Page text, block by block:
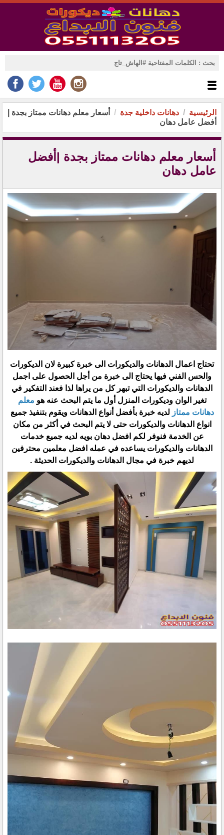
الرئيسية دهانات داخلية جدة
أسعار معلم دهانات ممتاز بجدة |
أفضل عامل دهان
أسعار معلم دهانات ممتاز بجدة |أفضل
عامل دهان
تحتاج اعمال الدهانات والديكورات الى خبرة كبيرة لان الديكورات
والحس الفني فيها يحتاج الى خبرة من أجل الحصول على اجمل
الدهانات والديكورات التي تبهر كل من يراها لذا فعند التفكير في
تغير الوان وديكورات المنزل أول ما يتم البحث عنه هو معلم
دهانات ممتاز لديه خبرة بأفضل أنواع الدهانات ويقوم بتنفيذ جميع
انواع الدهانات والديكورات حتى لا يتم البحث في أكثر من مكان
عن الخدمة فنوفر لكم افضل دهان بويه لديه جميع خدمات
الدهانات والديكورات يساعده في عمله افضل معلمين محترفين
لديهم خبرة في مجال الدهانات والديكورات الحديثة .